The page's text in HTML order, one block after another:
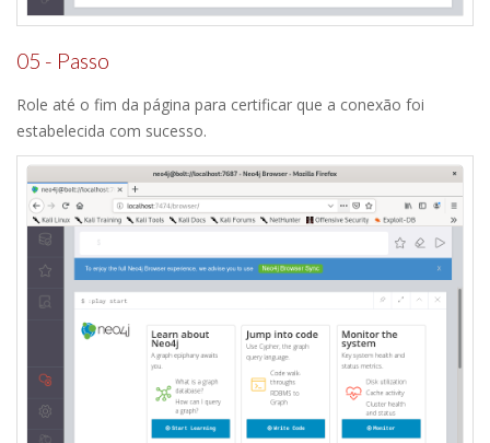
05 - Passo
Role até o fim da página para certificar que a conexão foi
estabelecida com sucesso.